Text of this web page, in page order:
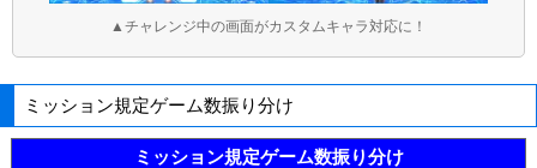
▲チャレンジ中の画面がカスタムキャラ対応に！
ミッション規定ゲーム数振り分け
ミッション規定ゲーム数振り分け